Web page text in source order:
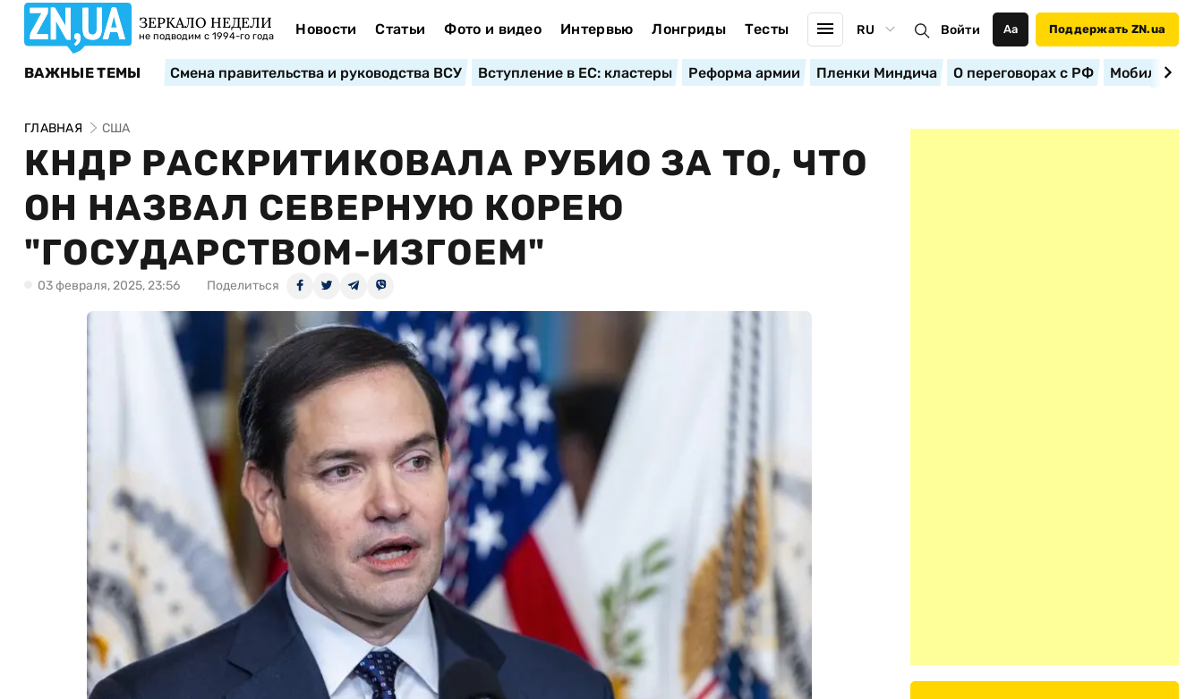
ЗЕРКАЛО НЕДЕЛИ
не подводим с 1994-го года Новости Статьи Фото и видео Интервью Лонгриды Тесты RU Войти Аа Поддержать ZN.ua
ВАЖНЫЕ ТЕМЫ Смена правительства и руководства ВСУ Вступление в ЕС: кластеры Реформа армии Пленки Миндича О переговорах с РФ
ГЛАВНАЯ США
КНДР РАСКРИТИКОВАЛА РУБИО ЗА ТО, ЧТО
ОН НАЗВАЛ СЕВЕРНУЮ КОРЕЮ
"ГОСУДАРСТВОМ-ИЗГОЕМ"
03 февраля, 2025, 23:56 Поделиться